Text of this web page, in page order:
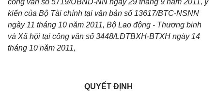
công văn số 5719/UBND-NN ngày 29 tháng 9 năm 2011, ý
kiến của Bộ Tài chính tại văn bản số 13617/BTC-NSNN
ngày 11 tháng 10 năm 2011, Bộ Lao động - Thương binh
và Xã hội tại công văn số 3448/LĐTBXH-BTXH ngày 14
tháng 10 năm 2011,
QUYẾT ĐỊNH